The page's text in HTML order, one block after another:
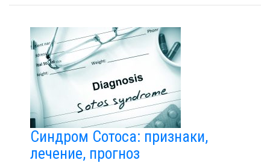
Синдром Сотоса: признаки,
лечение, прогноз